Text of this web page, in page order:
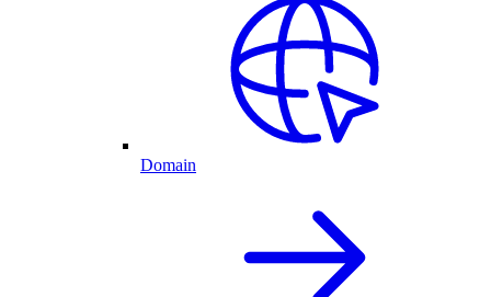
Domain